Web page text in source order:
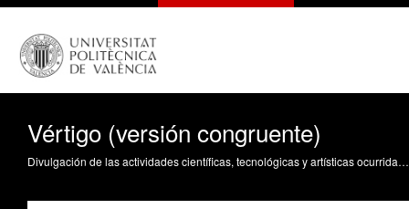
Vértigo (versión congruente)
Divulgación de las actividades científicas, tecnológicas y artísticas ocurridas en los tres campus de la UPV